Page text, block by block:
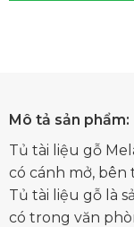
Mô tả sản phẩm:
Tủ tài liệu gỗ
có cánh mở,
Tủ tài liệu gỗ là
có trong văn